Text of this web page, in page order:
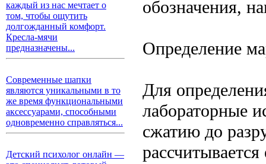
каждый из нас мечтает о
том, чтобы ощутить
долгожданный комфорт.
Кресла-мячи
предназначены...
Современные шапки
являются уникальными в то
же время функциональными
аксессуарами, способными
одновременно справляться...
Детский психолог онлайн —
обозначения,
Определение
Для
лабораторные
сжатию до